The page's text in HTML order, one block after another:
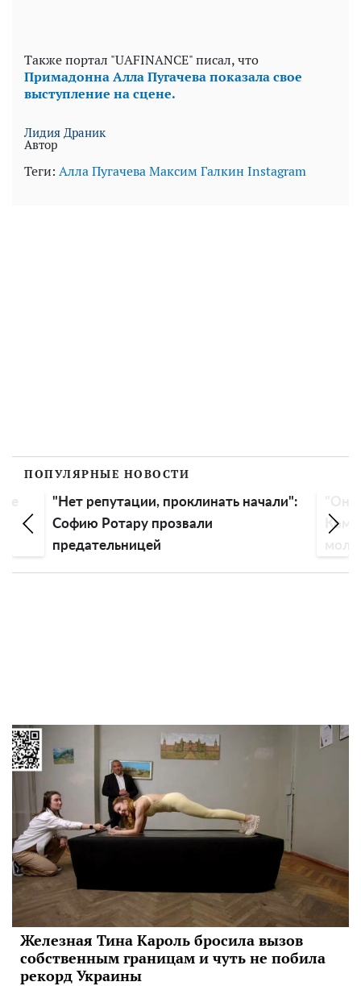
Также портал "UAFINANCE" писал, что
Примадонна Алла Пугачева показала свое
выступление на сцене.
Лидия Драник
Автор
Теги: Алла ПугачеваМаксим Галкин Instagram
ПОПУЛЯРНЫЕ НОВОСТИ
"Нет репутации, проклинать начали":
Софию Ротару прозвали
предательницей
Железная Тина Кароль бросила вызов
собственным границам и чуть не побила
рекорд Украины